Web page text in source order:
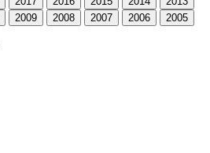
2009 2008 2007 2006 2005